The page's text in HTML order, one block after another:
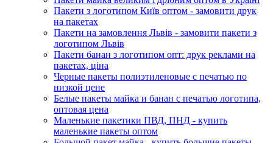
Пакети з логотипом Київ оптом - замовити друк
на пакетах
Пакети на замовлення Львів - замовити пакети з
логотипом Львів
Пакети банан з логотипом опт: друк реклами на
пакетах, ціна
Черные пакеты полиэтиленовые с печатью по
низкой цене
Белые пакеты майка и банан с печатью логотипа,
оптовая цена
Маленькие пакетики ПВД, ПНД - купить
маленькие пакеты оптом